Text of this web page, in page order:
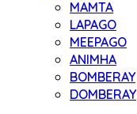
MAMTA
LAPAGO
MEEPAGO
ANIMHA
BOMBERAY
DOMBERAY